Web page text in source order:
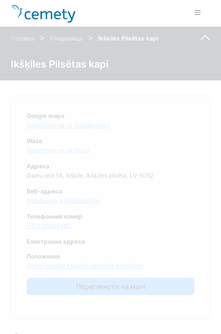
Головна > Кладовища > Ikšķiles Pilsētas kapi
Ikšķiles Pilsētas kapi
Google maps
Переглянути на Google Maps
Waze
Переглянути на Waze
Адреса
Dainu iela 1A, Ikšķile, Ikšķiles pilsēta, LV-5052
Веб-адреса
http://www.ikskilesmaja.lv/
Телефонний номер
+371 29254897
Електронна адреса
Положення
Ogres novada kapsētu saistošie noteikumi
Переглянути на мапі